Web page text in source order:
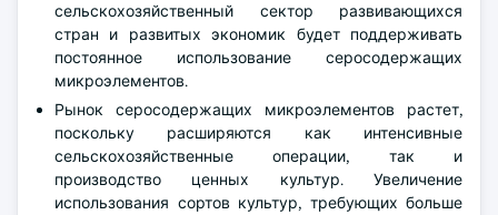
сельскохозяйственный сектор развивающихся
стран и развитых экономик будет поддерживать
постоянное использование серосодержащих
микроэлементов.
Рынок серосодержащих микроэлементов растет,
поскольку расширяются как интенсивные
сельскохозяйственные операции, так и
производство ценных культур. Увеличение
использования сортов культур, требующих больше